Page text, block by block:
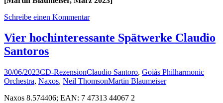
Schreibe einen Kommentar
Vier hochinteressante Spätwerke Claudio
Santoros
30/06/2023CD-RezensionClaudio Santoro, Goiás Philharmonic
Orchestra, Naxos, Neil ThomsonMartin Blaumeiser
Naxos 8.574406; EAN: 7 47313 44067 2